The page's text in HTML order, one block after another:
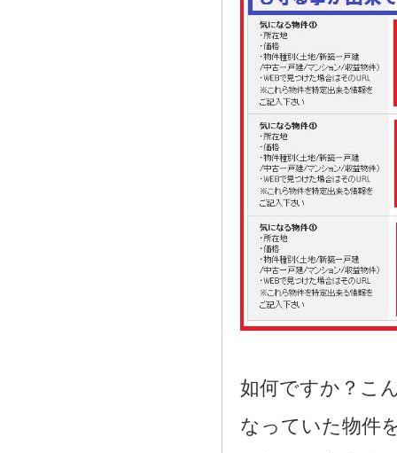
如何ですか？こ
なっていた物件